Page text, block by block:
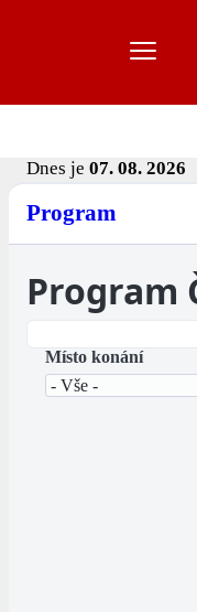
Dnes je 07. 08. 2026
Program
Program
Místo konání